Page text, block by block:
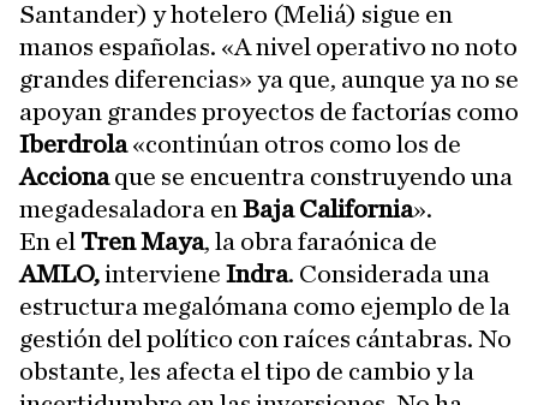
Santander) y hotelero (Meliá) sigue en
manos españolas. «A nivel operativo no noto
grandes diferencias» ya que, aunque ya no se
apoyan grandes proyectos de factorías como
Iberdrola«continúan otros como los de
Accionaque se encuentra construyendo una
megadesaladora en Baja California».
En el Tren Maya, la obra faraónica de
AMLO,interviene Indra. Considerada una
estructura megalómana como ejemplo de la
gestión del político con raíces cántabras. No
obstante, les afecta el tipo de cambio y la